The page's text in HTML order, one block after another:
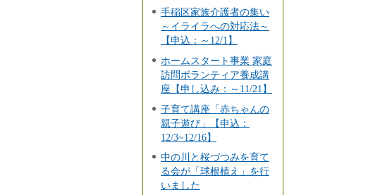
手稲区家族介護者の集い
～イライラへの対応法～
【申込：～12/1】
ホームスタート事業 家庭
訪問ボランティア養成講
座【申し込み：～11/21】
子育て講座「赤ちゃんの
親子遊び」【申込：
12/3~12/16】
中の川と桜づつみを育て
る会が「球根植え」を行
いました